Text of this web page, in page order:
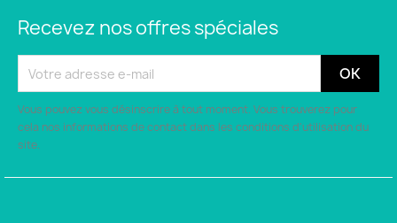
Recevez nos offres spéciales
Vous pouvez vous désinscrire à tout moment. Vous trouverez pour
cela nos informations de contact dans les conditions d'utilisation du
site.